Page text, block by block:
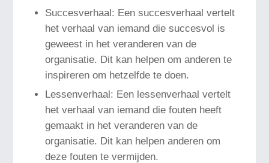
Succesverhaal: Een succesverhaal vertelt
het verhaal van iemand die succesvol is
geweest in het veranderen van de
organisatie. Dit kan helpen om anderen te
inspireren om hetzelfde te doen.
Lessenverhaal: Een lessenverhaal vertelt
het verhaal van iemand die fouten heeft
gemaakt in het veranderen van de
organisatie. Dit kan helpen anderen om
deze fouten te vermijden.